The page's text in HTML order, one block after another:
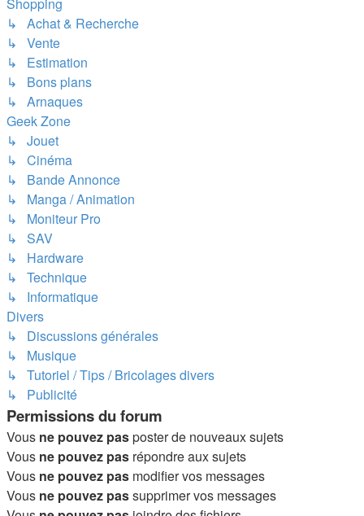
↳ Achat & Recherche
↳ Vente
↳ Estimation
↳ Bons plans
↳ Arnaques
Geek Zone
↳ Jouet
↳ Cinéma
↳ Bande Annonce
↳ Manga / Animation
↳ Moniteur Pro
↳ SAV
↳ Hardware
↳ Technique
↳ Informatique
Divers
↳ Discussions générales
↳ Musique
↳ Tutoriel / Tips / Bricolages divers
↳ Publicité
Permissions du forum
Vous ne pouvez pasposter de nouveaux sujets
Vous ne pouvez pas répondre aux sujets
Vous ne pouvez pas modifier vos messages
Vous ne pouvez passupprimer vos messages